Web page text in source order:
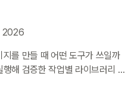
2026
를 만들 때 어떤 도구가 쓰일까
해 검증한 작업별 라이브러리 매